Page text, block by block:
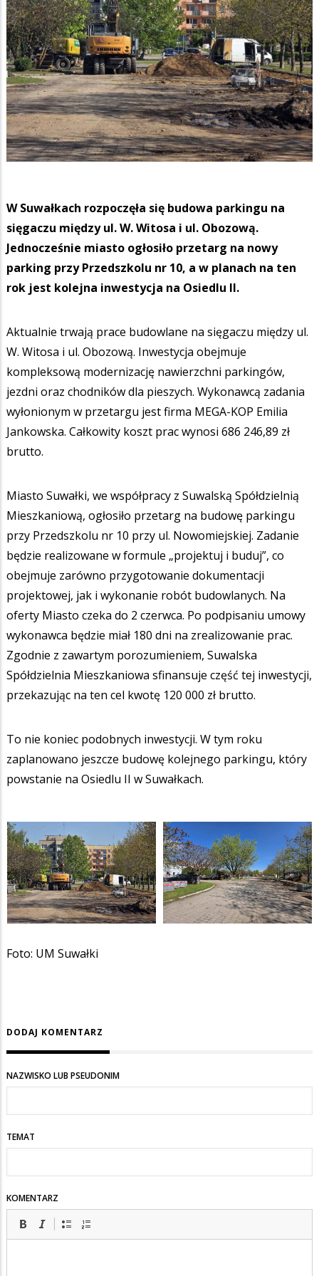
W Suwałkach rozpoczęła się budowa parkingu na
sięgaczu między ul. W. Witosa i ul. Obozową.
Jednocześnie miasto ogłosiło przetarg na nowy
parking przy Przedszkolu nr 10, a w planach na ten
rok jest kolejna inwestycja na Osiedlu II.
Aktualnie trwają prace budowlane na sięgaczu między ul.
W. Witosa i ul. Obozową. Inwestycja obejmuje
kompleksową modernizację nawierzchni parkingów,
jezdni oraz chodników dla pieszych. Wykonawcą zadania
wyłonionym w przetargu jest firma MEGA-KOP Emilia
Jankowska. Całkowity koszt prac wynosi 686 246,89 zł
brutto.
Miasto Suwałki, we współpracy z Suwalską Spółdzielnią
Mieszkaniową, ogłosiło przetarg na budowę parkingu
przy Przedszkolu nr 10 przy ul. Nowomiejskiej. Zadanie
będzie realizowane w formule „projektuj i buduj”, co
obejmuje zarówno przygotowanie dokumentacji
projektowej, jak i wykonanie robót budowlanych. Na
oferty Miasto czeka do 2 czerwca. Po podpisaniu umowy
wykonawca będzie miał 180 dni na zrealizowanie prac.
Zgodnie z zawartym porozumieniem, Suwalska
Spółdzielnia Mieszkaniowa sfinansuje część tej inwestycji,
przekazując na ten cel kwotę 120 000 zł brutto.
To nie koniec podobnych inwestycji. W tym roku
zaplanowano jeszcze budowę kolejnego parkingu, który
powstanie na Osiedlu II w Suwałkach.
Foto: UM Suwałki
DODAJ KOMENTARZ
NAZWISKO LUB PSEUDONIM
TEMAT
KOMENTARZ